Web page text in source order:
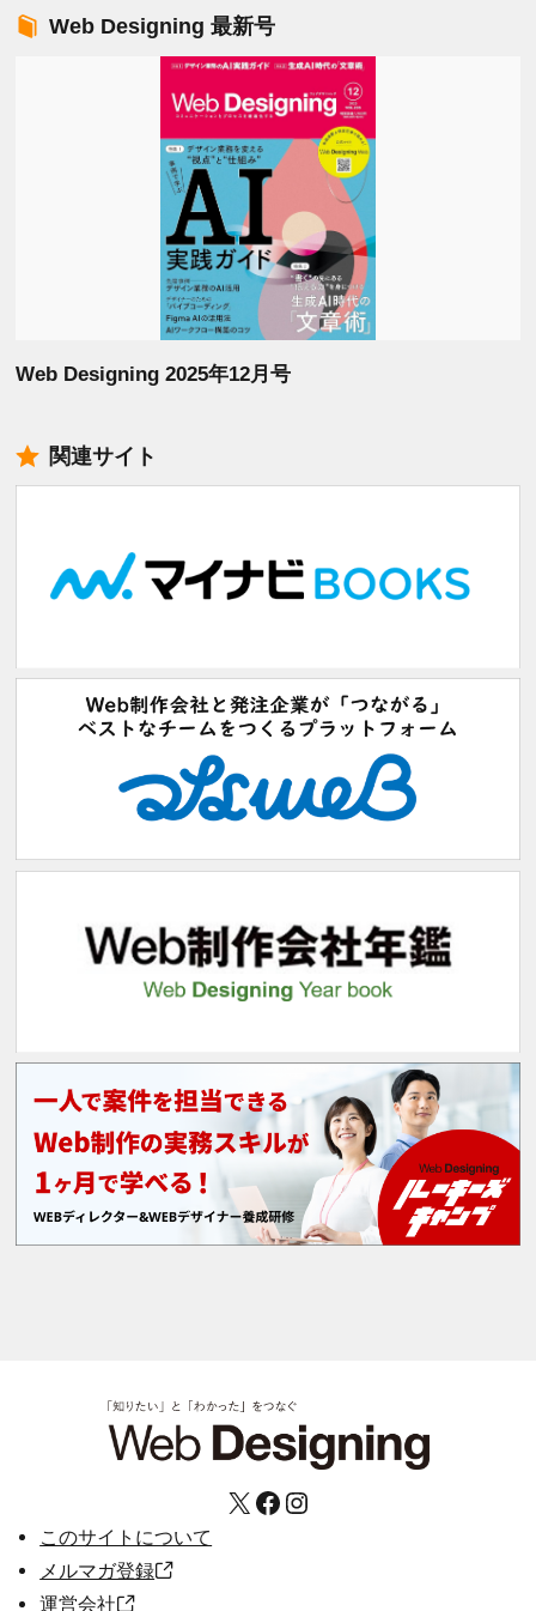
Web Designing 最新号
Web Designing 2025年12月号
関連サイト
X Facebook Instagram
このサイトについて
メルマガ登録
運営会社